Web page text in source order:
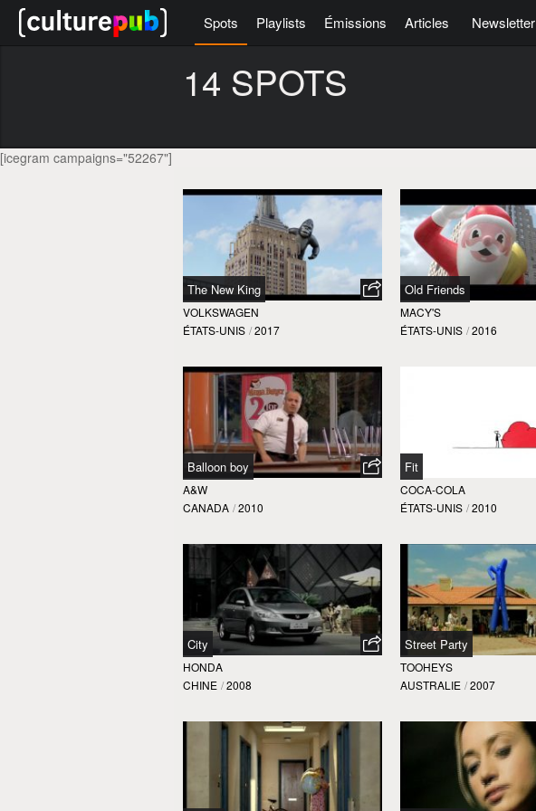
Spots Playlists Émissions Articles Newsletter
14 SPOTS
[icegram campaigns="52267"]
The New King
VOLKSWAGEN
ÉTATS-UNIS / 2017
Old Friends
MACY'S
ÉTATS-UNIS / 2016
Balloon boy
A&W
CANADA / 2010
Fit
COCA-COLA
ÉTATS-UNIS / 2010
City
HONDA
CHINE / 2008
Street Party
TOOHEYS
AUSTRALIE / 2007